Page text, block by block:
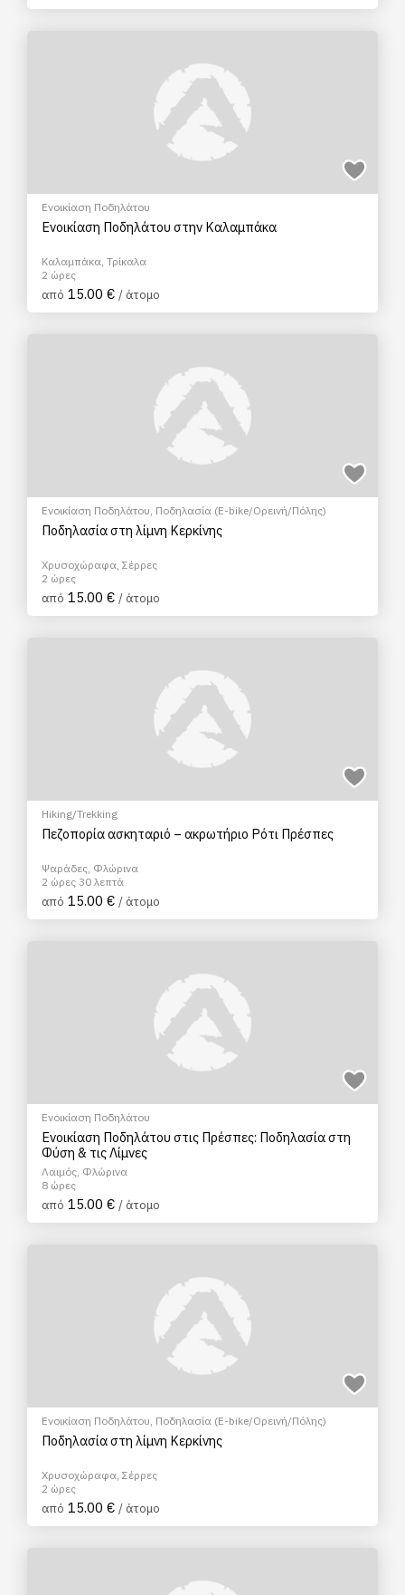
Ενοικίαση Ποδηλάτου
Ενοικίαση Ποδηλάτου στην Καλαμπάκα
Καλαμπάκα, Τρίκαλα
2 ώρες
από 15.00 € / άτομο
Ενοικίαση Ποδηλάτου, Ποδηλασία (E-bike/Ορεινή/Πόλης)
Ποδηλασία στη λίμνη Κερκίνης
Χρυσοχώραφα, Σέρρες
2 ώρες
από 15.00 € / άτομο
Hiking/Trekking
Πεζοπορία ασκηταριό – ακρωτήριο Ρότι Πρέσπες
Ψαράδες, Φλώρινα
2 ώρες 30 λεπτά
από 15.00 € / άτομο
Ενοικίαση Ποδηλάτου
Ενοικίαση Ποδηλάτου στις Πρέσπες: Ποδηλασία στη
Φύση & τις Λίμνες
Λαιμός, Φλώρινα
8 ώρες
από 15.00 € / άτομο
Ενοικίαση Ποδηλάτου, Ποδηλασία (E-bike/Ορεινή/Πόλης)
Ποδηλασία στη λίμνη Κερκίνης
Χρυσοχώραφα, Σέρρες
2 ώρες
από 15.00 € / άτομο